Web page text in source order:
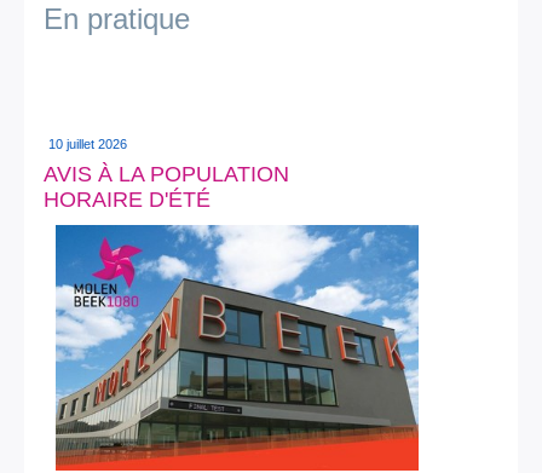
En pratique
10 juillet 2026
AVIS À LA POPULATION
HORAIRE D'ÉTÉ